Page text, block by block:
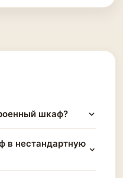
шкаф?
в нестандартную